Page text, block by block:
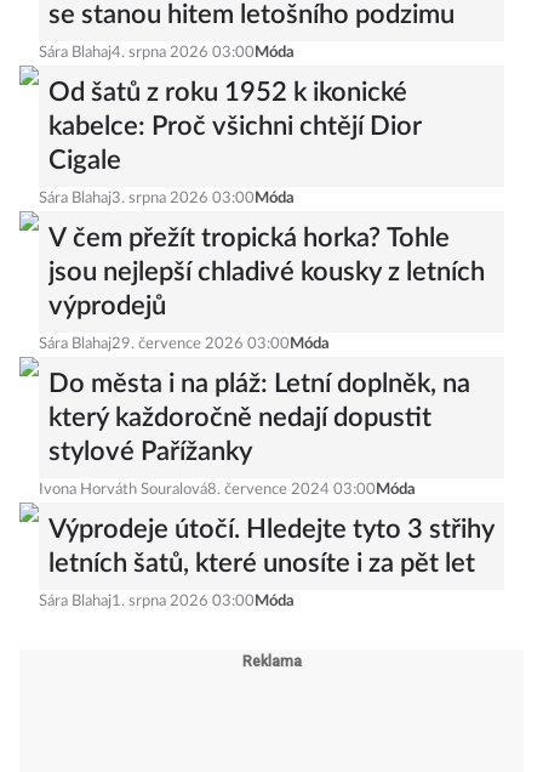
se stanou hitem letošního podzimu
Sára Blahaj4. srpna 2026 03:00 Móda
Od šatů z roku 1952 k ikonické
kabelce: Proč všichni chtějí Dior
Cigale
Sára Blahaj3. srpna 2026 03:00 Móda
V čem přežít tropická horka? Tohle
jsou nejlepší chladivé kousky z letních
výprodejů
Sára Blahaj29. července 2026 03:00 Móda
Do města i na pláž: Letní doplněk, na
který každoročně nedají dopustit
stylové Pařížanky
Ivona Horváth Souralová8. července 2024 03:00 Móda
Výprodeje útočí. Hledejte tyto 3 střihy
letních šatů, které unosíte i za pět let
Sára Blahaj1. srpna 2026 03:00 Móda